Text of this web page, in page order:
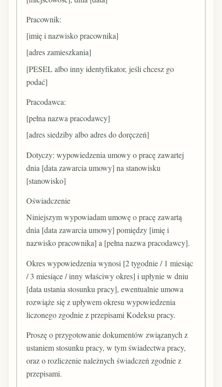
Pracownik:
[imię i nazwisko pracownika]
[adres zamieszkania]
[PESEL albo inny identyfikator, jeśli chcesz go
podać]
Pracodawca:
[pełna nazwa pracodawcy]
[adres siedziby albo adres do doręczeń]
Dotyczy: wypowiedzenia umowy o pracę zawartej
dnia [data zawarcia umowy] na stanowisku
[stanowisko]
Oświadczenie
Niniejszym wypowiadam umowę o pracę zawartą
dnia [data zawarcia umowy] pomiędzy [imię i
nazwisko pracownika] a [pełna nazwa pracodawcy].
Okres wypowiedzenia wynosi [2 tygodnie / 1 miesiąc
/ 3 miesiące / inny właściwy okres] i upłynie w dniu
[data ustania stosunku pracy], ewentualnie umowa
rozwiąże się z upływem okresu wypowiedzenia
liczonego zgodnie z przepisami Kodeksu pracy.
Proszę o przygotowanie dokumentów związanych z
ustaniem stosunku pracy, w tym świadectwa pracy,
oraz o rozliczenie należnych świadczeń zgodnie z
przepisami.